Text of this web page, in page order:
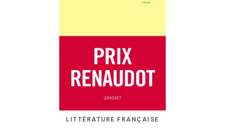
LITTÉRATURE FRANÇAISE